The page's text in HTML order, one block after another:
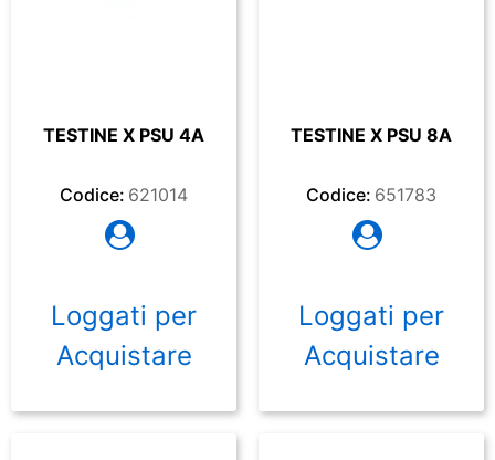
TESTINE X PSU 4A
Codice: 621014
Loggati per
Acquistare
TESTINE X PSU 8A
Codice: 651783
Loggati per
Acquistare